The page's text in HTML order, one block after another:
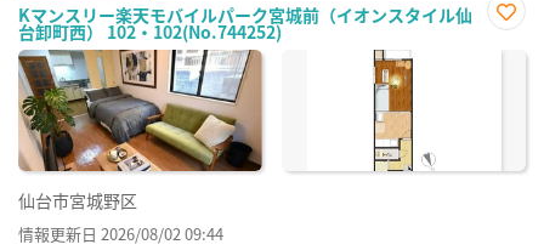
Kマンスリー楽天モバイルパーク宮城前（イオンスタイル仙
台卸町西） 102・102(No.744252)
に入
仙台市宮城野区
情報更新日 2026/08/02 09:44